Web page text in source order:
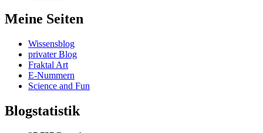
Meine Seiten
Wissensblog
privater Blog
Fraktal Art
E-Nummern
Science and Fun
Blogstatistik